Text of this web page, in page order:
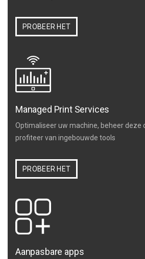
PROBEER HET
Managed Print Services
Optimaliseer uw machine, beheer deze
profiteer van ingebouwde tools
PROBEER HET
Aanpasbare apps